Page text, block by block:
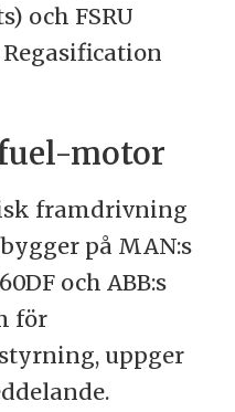
och FSRU
motor
framdrivning
på MAN:s
och ABB:s
för
uppger